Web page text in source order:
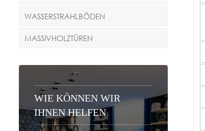
WASSERSTRAHLBÖDEN
MASSIVHOLZTÜREN
WIE KÖNNEN WIR
IHNEN HELFEN